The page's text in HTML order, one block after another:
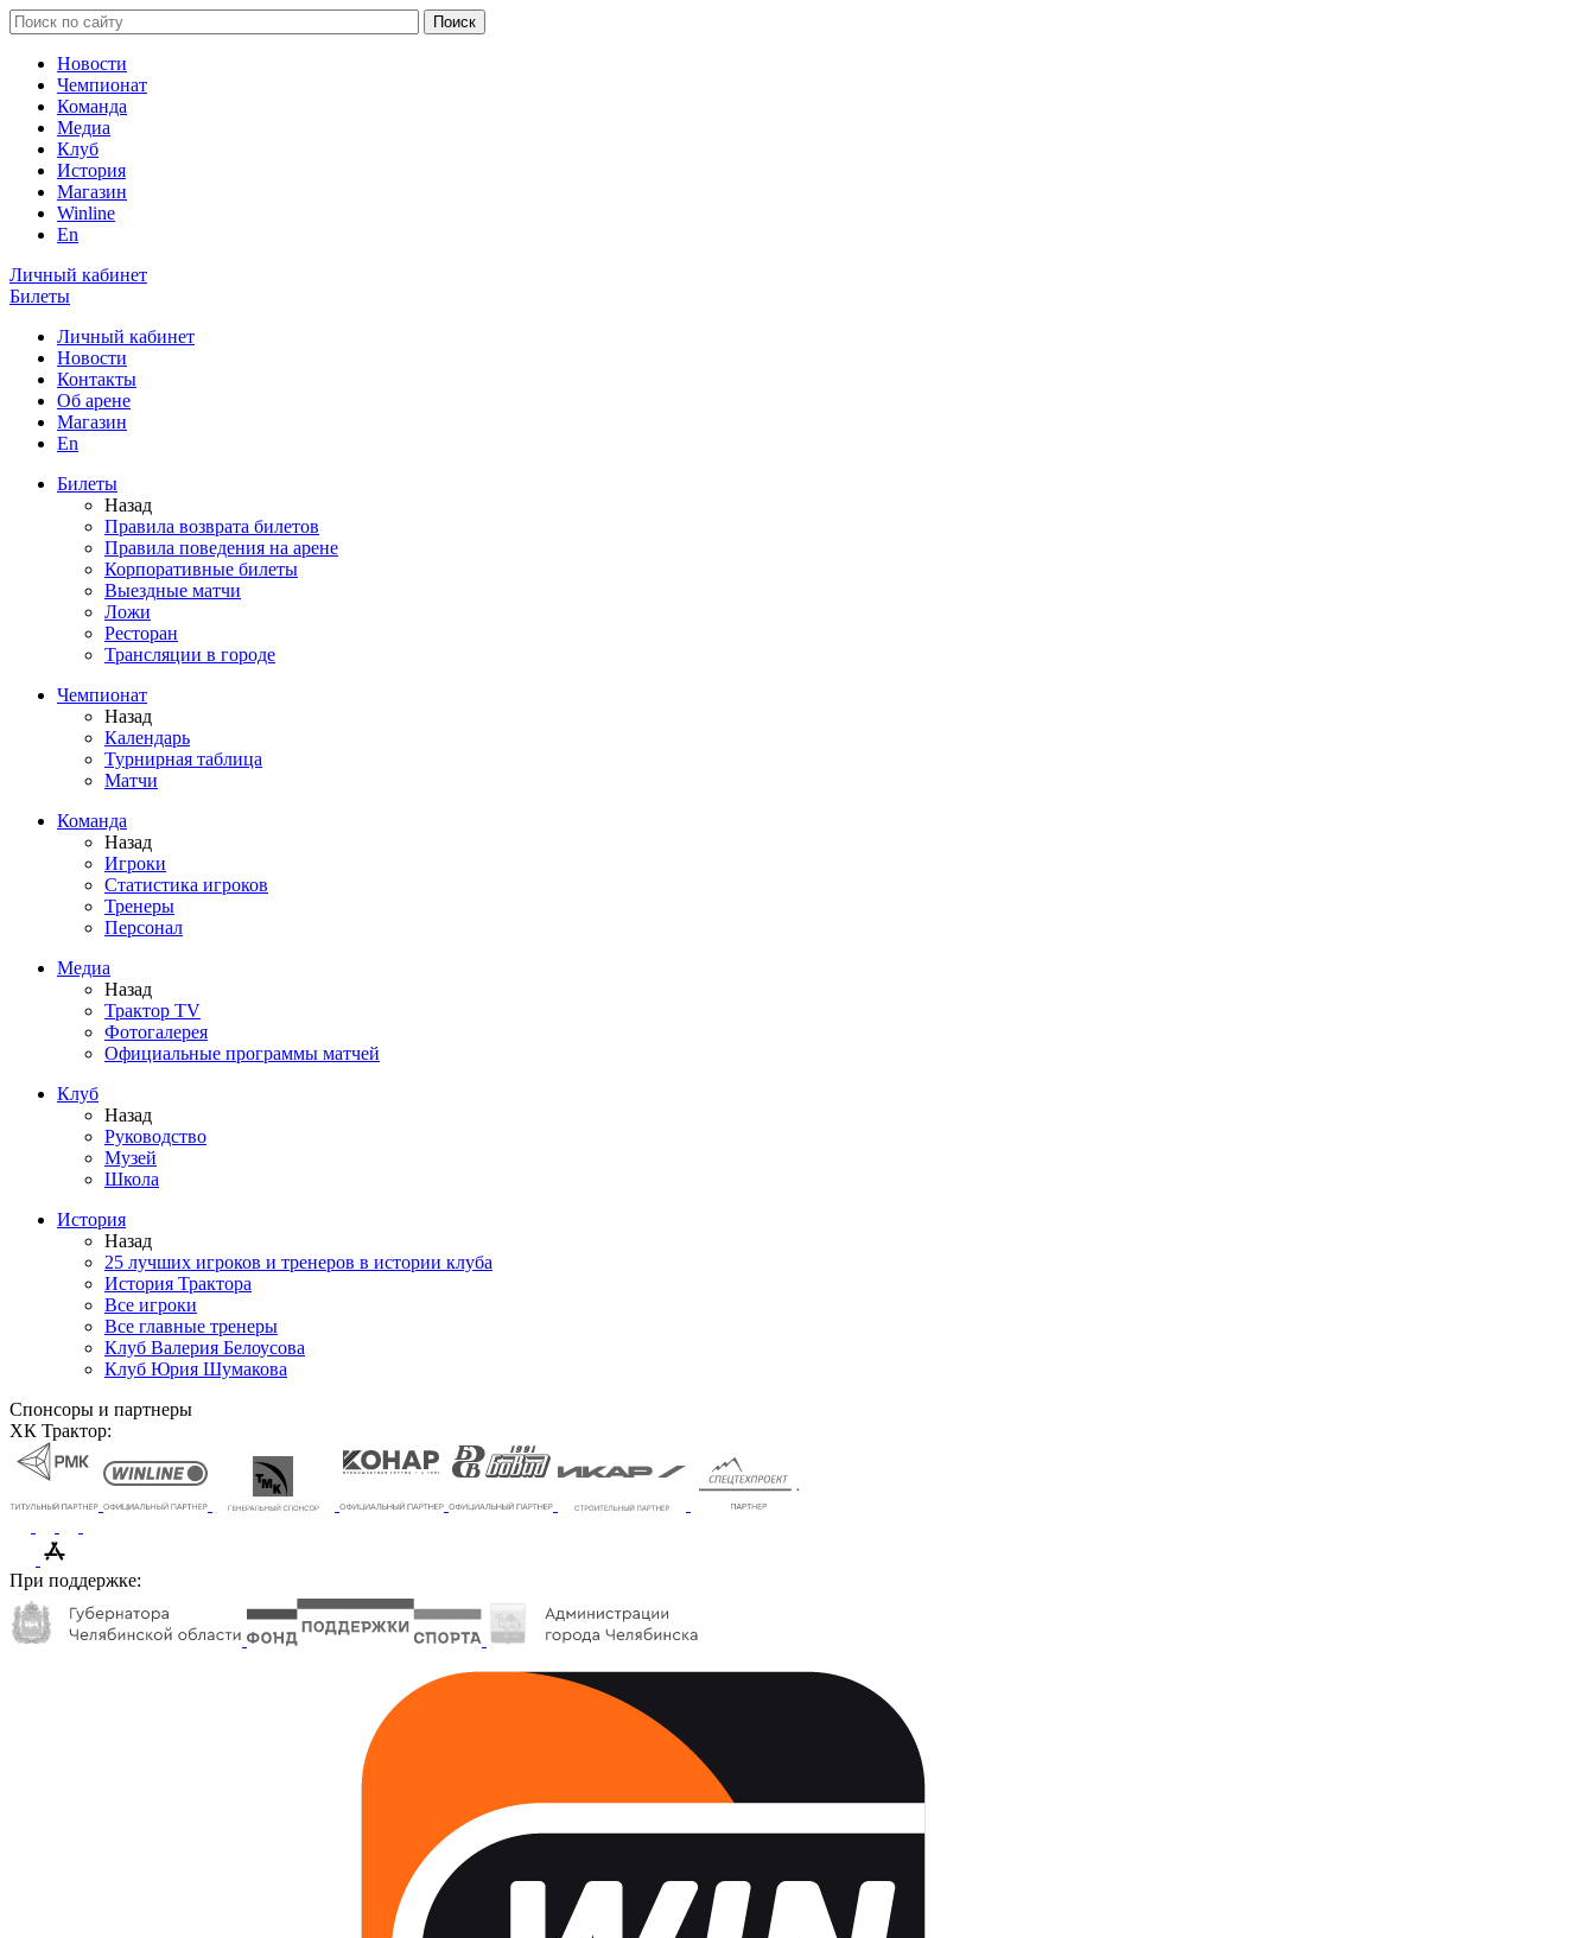
Новости
Чемпионат
Команда
Медиа
Клуб
История
Магазин
Winline
En
Личный кабинет
Билеты
Личный кабинет
Новости
Контакты
Об арене
Магазин
En
Билеты
Назад
Правила возврата билетов
Правила поведения на арене
Корпоративные билеты
Выездные матчи
Ложи
Ресторан
Трансляции в городе
Чемпионат
Назад
Календарь
Турнирная таблица
Матчи
Команда
Назад
Игроки
Статистика игроков
Тренеры
Персонал
Медиа
Назад
Трактор TV
Фотогалерея
Официальные программы матчей
Клуб
Назад
Руководство
Музей
Школа
История
Назад
25 лучших игроков и тренеров в истории клуба
История Трактора
Все игроки
Все главные тренеры
Клуб Валерия Белоусова
Клуб Юрия Шумакова
Спонсоры и партнеры
ХК Трактор:
При поддержке: